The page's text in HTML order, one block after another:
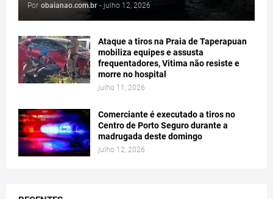
Por obaianao.com.br - julho 12, 2026
Ataque a tiros na Praia de Taperapuan
mobiliza equipes e assusta
frequentadores, Vitima não resiste e
morre no hospital
julho 11, 2026
Comerciante é executado a tiros no
Centro de Porto Seguro durante a
madrugada deste domingo
julho 12, 2026